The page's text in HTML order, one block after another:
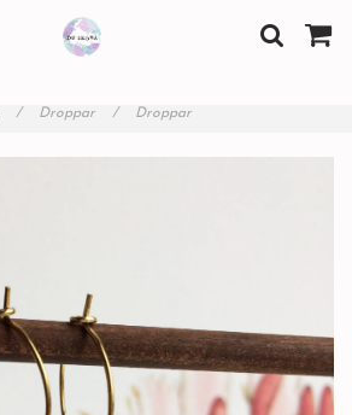
/ Droppar / Droppar